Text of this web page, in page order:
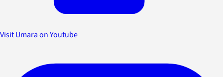
Visit Umara on Youtube